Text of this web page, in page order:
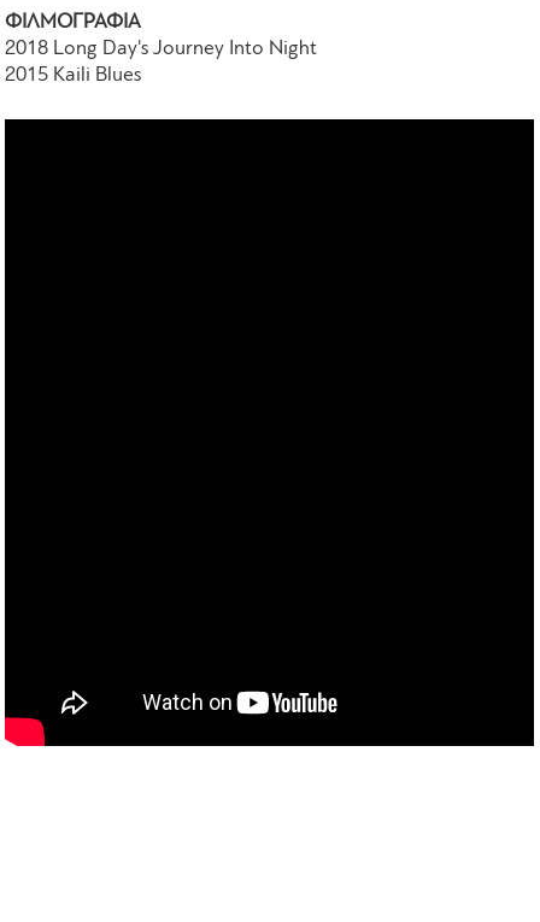
ΦΙΛΜΟΓΡΑΦΙΑ
2018 Long Day's Journey Into Night
2015 Kaili Blues